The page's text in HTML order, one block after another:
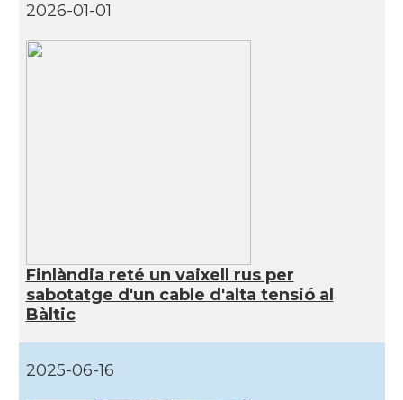
2026-01-01
Finlàndia reté un vaixell rus per
sabotatge d'un cable d'alta tensió al
Bàltic
2025-06-16